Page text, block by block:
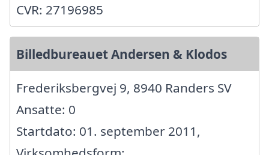
CVR: 27196985
Billedbureauet Andersen & Klodos
Frederiksbergvej 9, 8940 Randers SV
Ansatte: 0
Startdato: 01. september 2011,